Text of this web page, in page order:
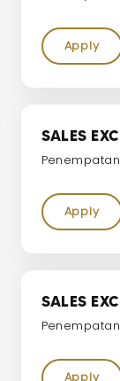
Apply
SALES
Apply
SALES
Apply